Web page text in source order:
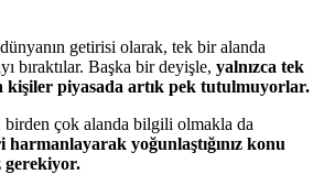
getirisi olarak, tek bir alanda
bıraktılar. Başka bir deyişle, yalnızca tek
kişiler piyasada artık pek tutulmuyorlar.
çok alanda bilgili olmakla da
yoğunlaştığınız konu
gerekiyor.